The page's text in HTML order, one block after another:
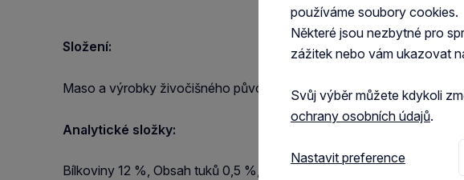
Složení:
Maso a výrobky živočišného původu, Tuňák 45,4 %, kočičí tráva 4
Analytické složky:
Bílkoviny 12 %, Obsah tuků 0,5 %, Surový popel 1 %, Surová
používáme soubory cookies.
Některé jsou nezbytné pro
zážitek nebo vám ukazovat
Svůj výběr můžete kdykoli
ochrany osobních údajů.
Nastavit preference